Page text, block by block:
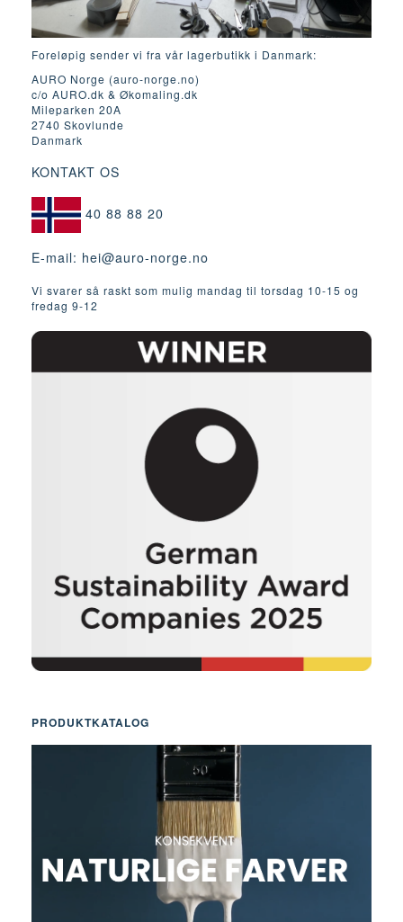
Foreløpig sender vi fra vår lagerbutikk i Danmark:
AURO Norge (auro-norge.no)
c/o AURO.dk & Økomaling.dk
Mileparken 20A
2740 Skovlunde
Danmark
KONTAKT OS
40 88 88 20
E-mail: hei@auro-norge.no
Vi svarer så raskt som mulig mandag til torsdag 10-15 og
fredag ​​9-12
PRODUKTKATALOG